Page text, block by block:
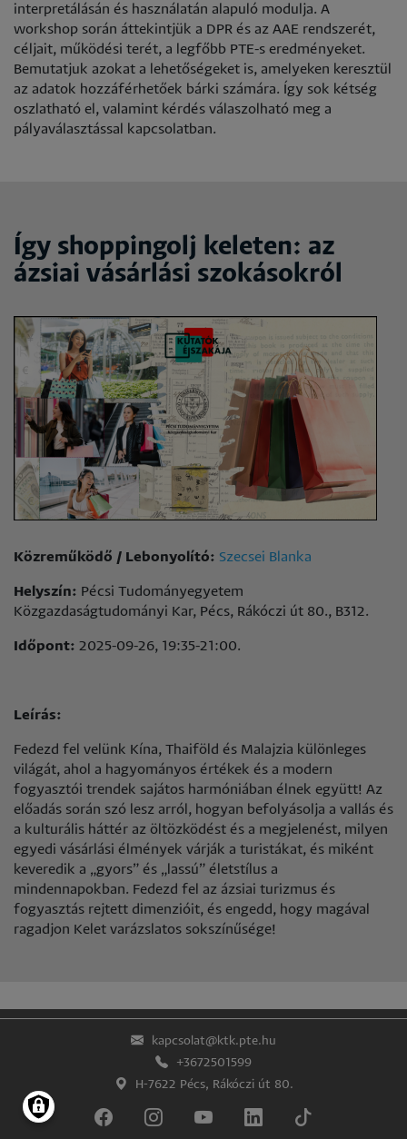
interpretálásán és használatán alapuló modulja. A
workshop során áttekintjük a DPR és az AAE rendszerét,
céljait, működési terét, a legfőbb PTE-s eredményeket.
Bemutatjuk azokat a lehetőségeket is, amelyeken keresztül
az adatok hozzáférhetőek bárki számára. Így sok kétség
oszlatható el, valamint kérdés válaszolható meg a
pályaválasztással kapcsolatban.
Így shoppingolj keleten: az
ázsiai vásárlási szokásokról
Közreműködő / Lebonyolító: Szecsei Blanka
Helyszín: Pécsi Tudományegyetem
Közgazdaságtudományi Kar, Pécs, Rákóczi út 80., B312.
Időpont: 2025-09-26, 19:35-21:00.
Leírás:
Fedezd fel velünk Kína, Thaiföld és Malajzia különleges
világát, ahol a hagyományos értékek és a modern
fogyasztói trendek sajátos harmóniában élnek együtt! Az
előadás során szó lesz arról, hogyan befolyásolja a vallás és
a kulturális háttér az öltözködést és a megjelenést, milyen
egyedi vásárlási élmények várják a turistákat, és miként
keveredik a „gyors” és „lassú” életstílus a
mindennapokban. Fedezd fel az ázsiai turizmus és
fogyasztás rejtett dimenzióit, és engedd, hogy magával
ragadjon Kelet varázslatos sokszínűsége!
kapcsolat@ktk.pte.hu
+3672501599
H-7622 Pécs, Rákóczi út 80.